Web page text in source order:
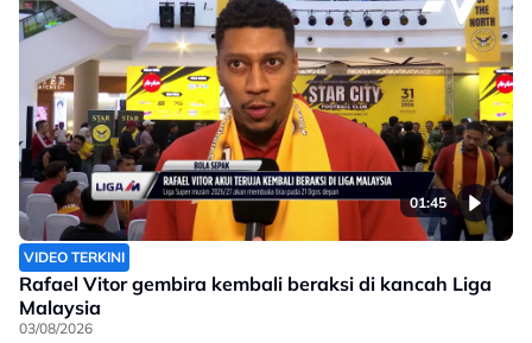
01:45
VIDEO TERKINI
Rafael Vitor gembira kembali beraksi di kancah Liga
Malaysia
03/08/2026